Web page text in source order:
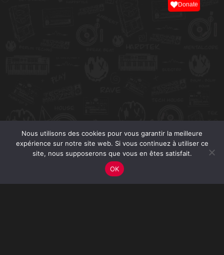
Nous utilisons des cookies pour vous garantir la meilleure
expérience sur notre site web. Si vous continuez à utiliser ce
site, nous supposerons que vous en êtes satisfait.
OK
Donate